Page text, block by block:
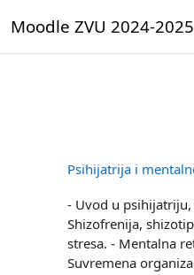
Moodle ZVU 2024-2025
Psihijatrija i
- Uvod u
Shizofrenija,
stresa. - Mentalna
Suvremena